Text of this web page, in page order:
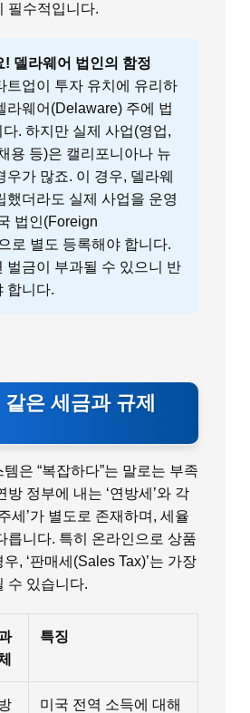
필수적입니다.
! 델라웨어 법인의 함정
트업이 투자 유치에 유리하
라웨어(Delaware) 주에 법
. 하지만 실제 사업(영업,
용 등)은 캘리포니아나 뉴
우가 많죠. 이 경우, 델라웨
했더라도 실제 사업을 운영
법인(Foreign
로 별도 등록해야 합니다.
벌금이 부과될 수 있으니 반
합니다.
은 세금과 규제
은 “복잡하다”는 말로는 부족
방 정부에 내는 ‘연방세’와 각
세’가 별도로 존재하며, 세율
릅니다. 특히 온라인으로 상품
, ‘판매세(Sales Tax)’는 가장
수 있습니다.
특징
미국 전역 소득에 대해